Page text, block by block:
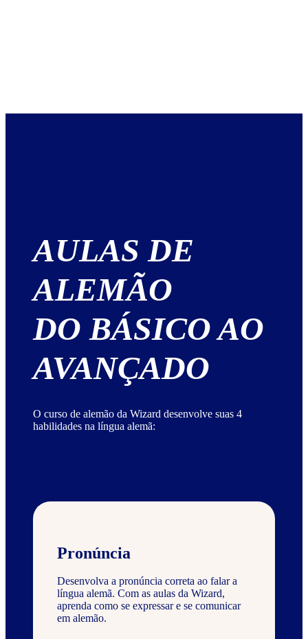
AULAS DE
ALEMÃO
DO BÁSICO AO
AVANÇADO
O curso de alemão da Wizard desenvolve suas 4
habilidades na língua alemã:
Pronúncia
Desenvolva a pronúncia correta ao falar a
língua alemã. Com as aulas da Wizard,
aprenda como se expressar e se comunicar
em alemão.